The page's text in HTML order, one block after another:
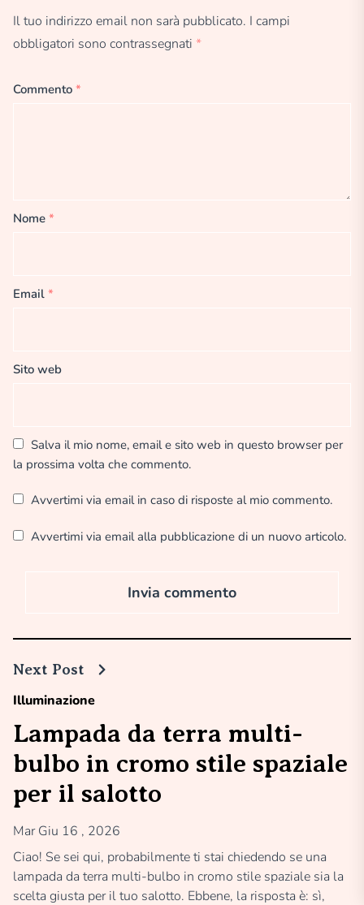
Il tuo indirizzo email non sarà pubblicato. I campi
obbligatori sono contrassegnati *
Commento *
Nome *
Email *
Sito web
Salva il mio nome, email e sito web in questo browser per
la prossima volta che commento.
Avvertimi via email in caso di risposte al mio commento.
Avvertimi via email alla pubblicazione di un nuovo articolo.
Next Post
Illuminazione
Lampada da terra multi-
bulbo in cromo stile spaziale
per il salotto
Mar Giu 16 , 2026
Ciao! Se sei qui, probabilmente ti stai chiedendo se una
lampada da terra multi-bulbo in cromo stile spaziale sia la
scelta giusta per il tuo salotto. Ebbene, la risposta è: sì,